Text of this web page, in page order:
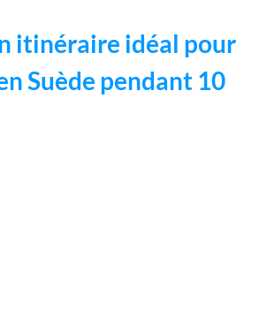
itinéraire idéal pour
Suède pendant 10